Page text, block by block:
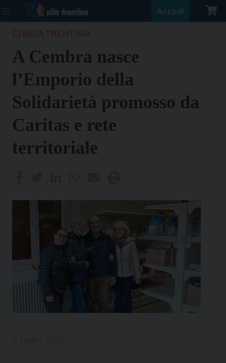
Accedi
A Cembra nasce
l’Emporio della
Solidarietà promosso da
Caritas e rete
territoriale